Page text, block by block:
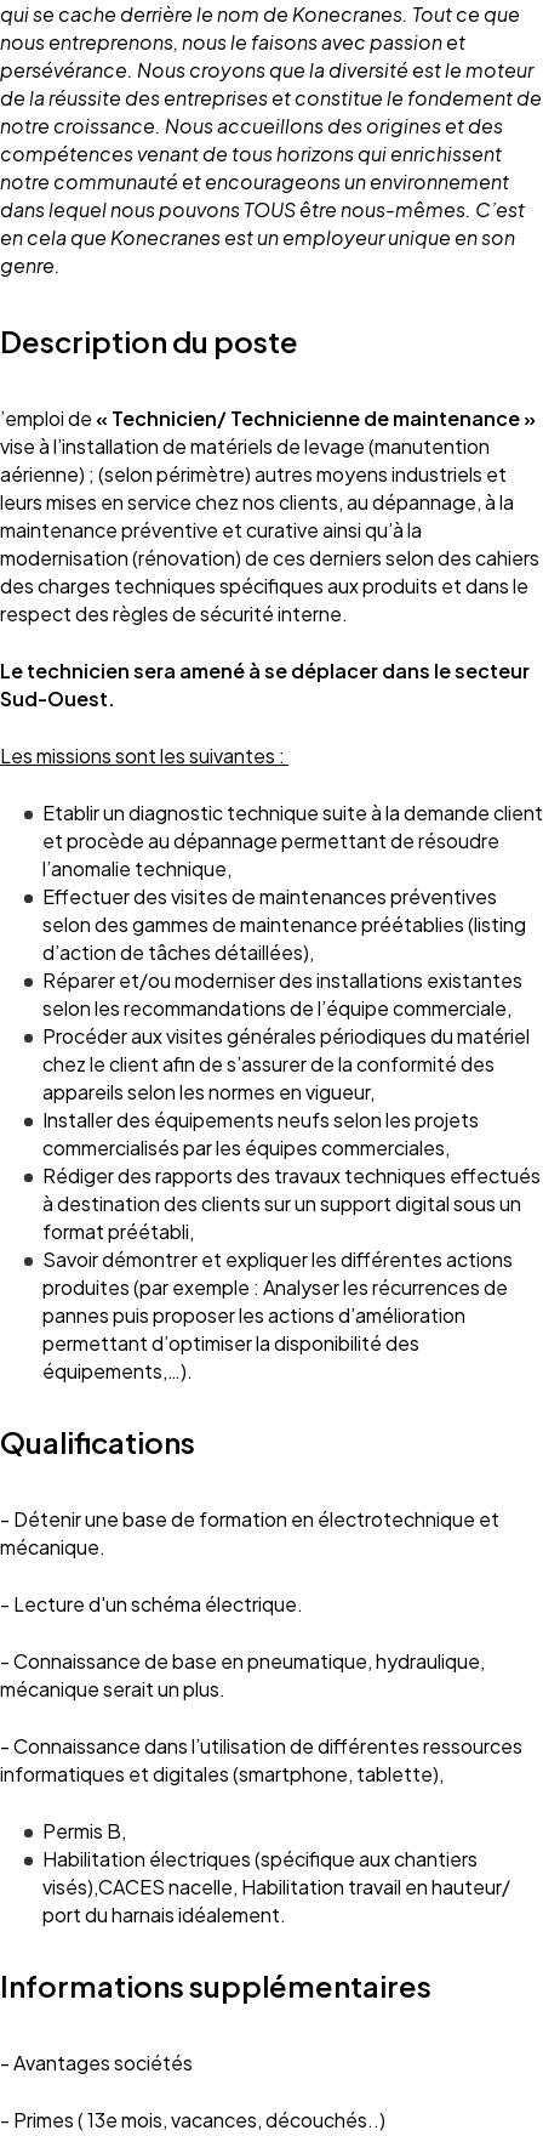
qui se cache derrière le nom de Konecranes. Tout ce que
nous entreprenons, nous le faisons avec passion et
persévérance. Nous croyons que la diversité est le moteur
de la réussite des entreprises et constitue le fondement de
notre croissance. Nous accueillons des origines et des
compétences venant de tous horizons qui enrichissent
notre communauté et encourageons un environnement
dans lequel nous pouvons TOUS être nous-mêmes. C’est
en cela que Konecranes est un employeur unique en son
genre.
Description du poste
’emploi de «Technicien/ Technicienne de maintenance »
vise à l’installation de matériels de levage (manutention
aérienne) ; (selon périmètre) autres moyens industriels et
leurs mises en service chez nos clients, au dépannage, à la
maintenance préventive et curative ainsi qu’à la
modernisation (rénovation) de ces derniers selon des cahiers
des charges techniques spécifiques aux produits et dans le
respect des règles de sécurité interne.
Le technicien sera amené à se déplacer dans le secteur
Sud-Ouest.
Les missions sont les suivantes :
Etablir un diagnostic technique suite à la demande client
et procède au dépannage permettant de résoudre
l’anomalie technique,
Effectuer des visites de maintenances préventives
selon des gammes de maintenance préétablies (listing
d’action de tâches détaillées),
Réparer et/ou moderniser des installations existantes
selon les recommandations de l’équipe commerciale,
Procéder aux visites générales périodiques du matériel
chez le client afin de s’assurer de la conformité des
appareils selon les normes en vigueur,
Installer des équipements neufs selon les projets
commercialisés par les équipes commerciales,
Rédiger des rapports des travaux techniques effectués
à destination des clients sur un support digital sous un
format préétabli,
Savoir démontrer et expliquer les différentes actions
produites (par exemple : Analyser les récurrences de
pannes puis proposer les actions d’amélioration
permettant d’optimiser la disponibilité des
équipements,…).
Qualifications
- Détenir une base de formation en électrotechnique et
mécanique.
- Lecture d'un schéma électrique.
- Connaissance de base en pneumatique, hydraulique,
mécanique serait un plus.
- Connaissance dans l’utilisation de différentes ressources
informatiques et digitales (smartphone, tablette),
Permis B,
Habilitation électriques (spécifique aux chantiers
visés),CACES nacelle, Habilitation travail en hauteur/
port du harnais idéalement.
Informations supplémentaires
- Avantages sociétés
- Primes ( 13e mois, vacances, découchés..)